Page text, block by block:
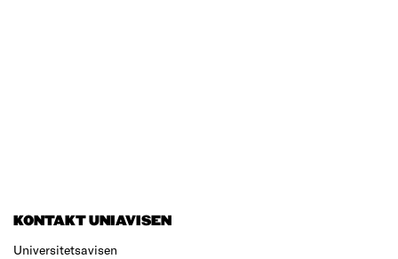
KONTAKT UNIAVISEN
Universitetsavisen